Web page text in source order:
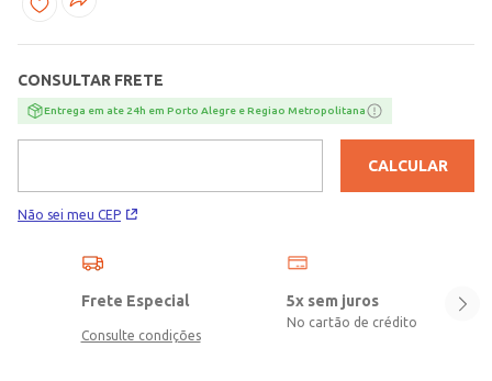
Plano\nComposição: 95% poliéster, 05% elastano\nComposição
CONSULTAR FRETE
Entrega em ate 24h em Porto Alegre e Regiao Metropolitana
Não sei meu CEP
CALCULAR
Frete Especial
Consulte condições
5x sem juros
No cartão de crédito